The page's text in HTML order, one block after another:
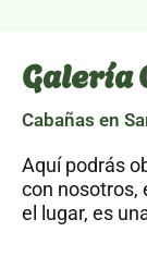
Galería
Cabañas en
Aquí podrás
con nosotros,
el lugar, es